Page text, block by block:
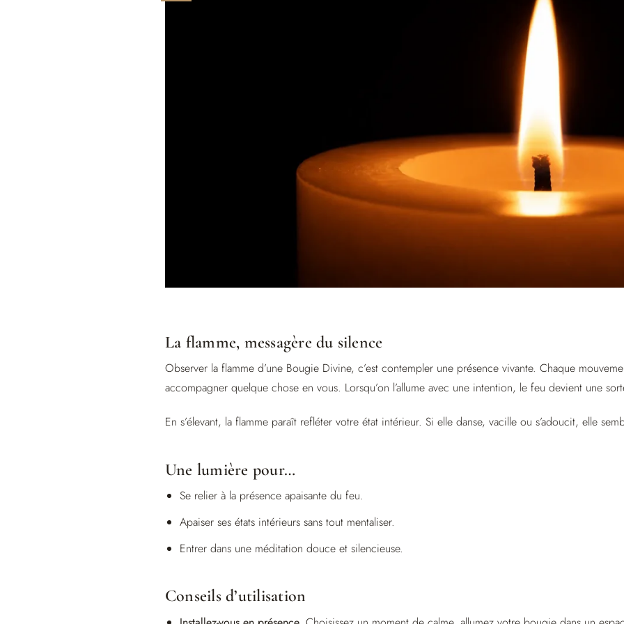
La flamme, messagère du silence
Observer la flamme d’une Bougie Divine, c’est contempler une présence vivante. Chaque
accompagner quelque chose en vous. Lorsqu’on l’allume avec une intention, le feu devient une
En s’élevant, la flamme paraît refléter votre état intérieur. Si elle danse, vacille ou s’adoucit, elle
Une lumière pour…
Se relier à la présence apaisante du feu.
Apaiser ses états intérieurs sans tout mentaliser.
Entrer dans une méditation douce et silencieuse.
Conseils d’utilisation